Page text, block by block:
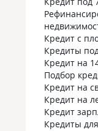
Кредит с
Кредиты
Кредит на
Подбор
Кредит на
Кредит на
Кредит
Кредиты